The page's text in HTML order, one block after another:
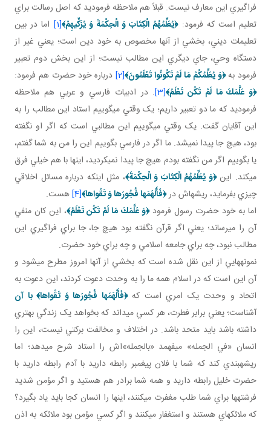
فراگيري اين معارف نيست. قبلاً هم ملاحظه فرموديد که اصل رسالت براي
تعليم است که فرمود:﴿يُعَلِّمُهُمُ الْكِتَابَ وَ الْحِكْمَةَ وَ يُزَكِّيهِمْ﴾[1]
اما در بين
تعليمات ديني، بخشي از آنها مخصوص به خود دين است؛ يعني غير از
دستگاه وحي، جاي ديگري اين مطالب نيست؛ از اين بخش دوم تعبير
فرمود به﴿وَ يُعَلِّمُكُمْ مَا لَمْ تَكُونُوا تَعْلَمُونَ﴾[2]
درباره خود حضرت هم فرمود:
﴿وَ عَلَّمَكَ مَا لَمْ تَكُن تَعْلَمُ﴾[3] . در ادبيات فارسي و عربي هم ملاحظه
فرموديد که ما دو تعبير داريم؛ يک وقتي مي گوييم استاد اين مطالب را به
اين آقايان گفت. يک وقتي مي گوييم اين مطالبي است که اگر او نگفته
بود، هيچ جا پيدا نمي شد. ما اگر در فارسي بگوييم اين را من به شما گفتم،
يا بگوييم اگر من نگفته بودم هيچ جا پيدا نمي کرديد، اين­ها با هم خيلي فرق
مي کند. اين﴿وَ يُعَلِّمُهُمُ الْكِتَابَ وَ الْحِكْمَةَ﴾، مثل اينکه درباره مسائل اخلاقي
چيزي بفرمايد، ريشه اش در﴿فَأَلْهَمَها فُجُورَها وَ تَقْواها﴾[4]
هست.
اما به خود حضرت رسول فرمود﴿وَ عَلَّمَكَ مَا لَمْ تَكُن تَعْلَمُ﴾، اين کان منفي
آن را مي رساند؛ يعني اگر قرآن نگفته بود هيچ جا، جا براي فراگيري اين
مطالب نبود، چه براي جامعه اسلامي و چه براي خود حضرت.
نمونه هايي از اين نقل شده است که بخشي از آنها امروز مطرح مي شود و
آن اين است که در اسلام همه ما را به وحدت دعوت کردند، اين دعوت به
اتحاد و وحدت يک امري است که﴿فَأَلْهَمَها فُجُورَها وَ تَقْواها﴾ با آن
آشناست؛ يعني برابر فطرت، هر کسي مي داند که بخواهد يک زندگي بهتري
داشته باشد بايد متحد باشد. در اختلاف و مخالفت برکتي نيست، اين را
انسان «في الجمله» مي فهمد «بالجمله»اش را استاد شرح مي دهد؛ اما
ريشه بندي کند که شما با فلان پيغمبر رابطه داريد با آدم رابطه داريد با
حضرت خليل رابطه داريد و همه شما برادر هم هستيد و اگر مؤمن شديد
فرشته ها براي شما طلب مغفرت مي کنند، اينها را انسان کجا بايد ياد بگيرد؟
که ملائکه اي هستند و استغفار مي کنند و اگر کسي مؤمن بود ملائکه به اذن